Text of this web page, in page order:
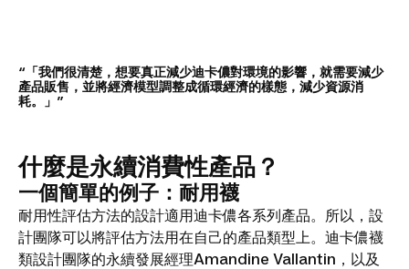
「我們很清楚，想要真正減少迪卡儂對環境的影響，就需要減少
產品販售，並將經濟模型調整成循環經濟的樣態，減少資源消
耗。」
什麼是永續消費性產品？
一個簡單的例子：耐用襪
耐用性評估方法的設計適用迪卡儂各系列產品。所以，設
計團隊可以將評估方法用在自己的產品類型上。迪卡儂襪
類設計團隊的永續發展經理Amandine Vallantin，以及